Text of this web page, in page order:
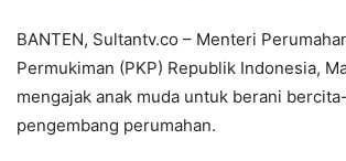
BANTEN, Sultantv.co – Menteri
Permukiman (PKP) Republik Indonesia,
mengajak anak muda untuk berani
pengembang perumahan.